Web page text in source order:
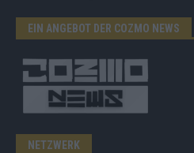
EIN ANGEBOT DER COZMO NEWS
NETZWERK